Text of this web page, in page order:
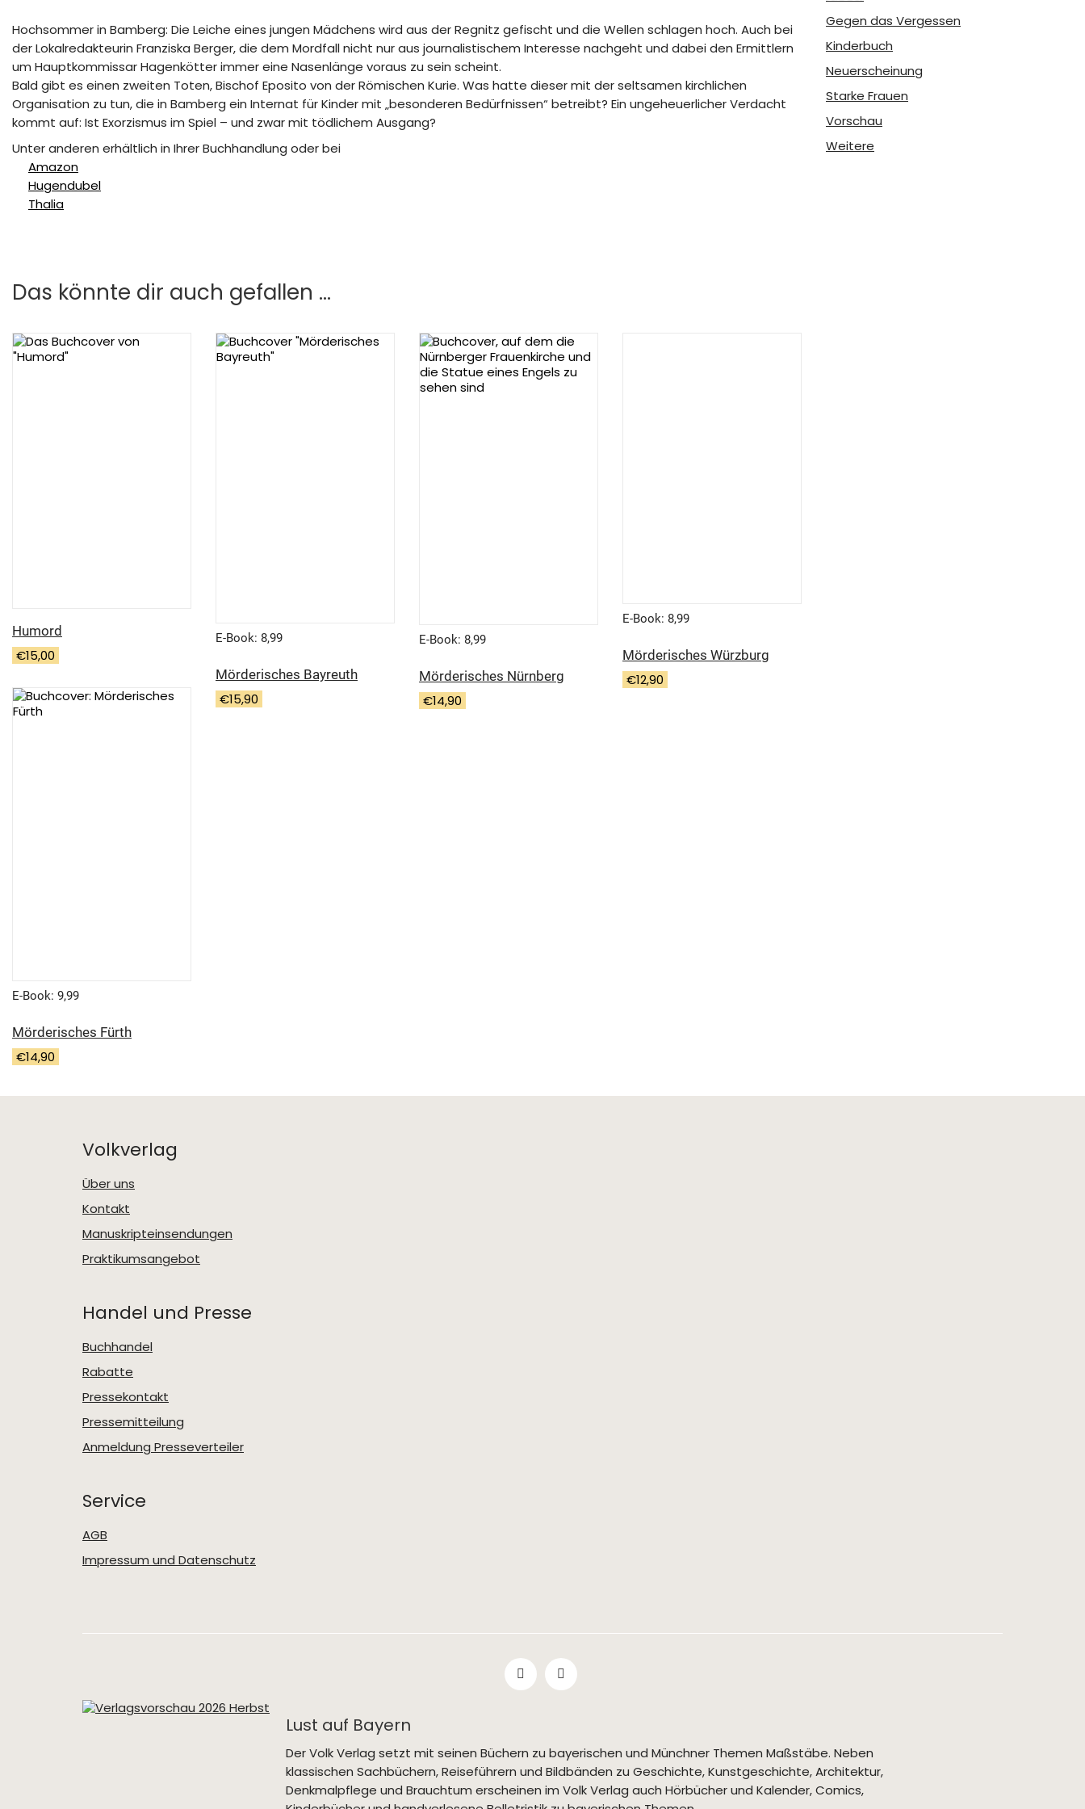
Hochsommer in Bamberg: Die Leiche eines jungen Mädchens wird aus der Regnitz gefischt und die Wellen schlagen hoch. Auch bei
der Lokalredakteurin Franziska Berger, die dem Mordfall nicht nur aus journalistischem Interesse nachgeht und dabei den Ermittlern
um Hauptkommissar Hagenkötter immer eine Nasenlänge voraus zu sein scheint.
Bald gibt es einen zweiten Toten, Bischof Eposito von der Römischen Kurie. Was hatte dieser mit der seltsamen kirchlichen
Organisation zu tun, die in Bamberg ein Internat für Kinder mit „besonderen Bedürfnissen“ betreibt? Ein ungeheuerlicher Verdacht
kommt auf: Ist Exorzismus im Spiel – und zwar mit tödlichem Ausgang?
Unter anderen erhältlich in Ihrer Buchhandlung oder bei
Amazon
Hugendubel
Thalia
Das könnte dir auch gefallen …
Humord
€15,00
E-Book: 8,99
Mörderisches Bayreuth
€15,90
E-Book: 8,99
Mörderisches Nürnberg
€14,90
E-Book: 8,99
Mörderisches Würzburg
€12,90
E-Book: 9,99
Mörderisches Fürth
€14,90
Gegen das Vergessen
Kinderbuch
Neuerscheinung
Starke Frauen
Vorschau
Weitere
Volkverlag
Über uns
Kontakt
Manuskripteinsendungen
Praktikumsangebot
Handel und Presse
Buchhandel
Rabatte
Pressekontakt
Pressemitteilung
Anmeldung Presseverteiler
Service
AGB
Impressum und Datenschutz
Lust auf Bayern
Der Volk Verlag setzt mit seinen Büchern zu bayerischen und Münchner Themen Maßstäbe. Neben
klassischen Sachbüchern, Reiseführern und Bildbänden zu Geschichte, Kunstgeschichte, Architektur,
Denkmalpflege und Brauchtum erscheinen im Volk Verlag auch Hörbücher und Kalender, Comics,